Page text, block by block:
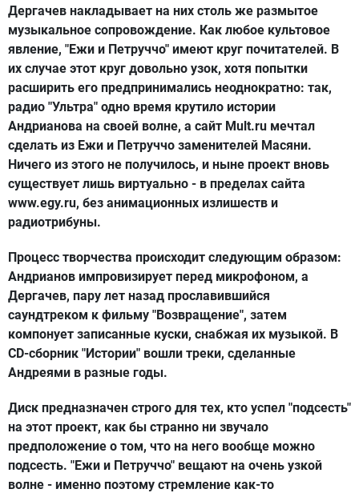
Дергачев накладывает на них столь же размытое
музыкальное сопровождение. Как любое культовое
явление, "Ежи и Петруччо" имеют круг почитателей. В
их случае этот круг довольно узок, хотя попытки
расширить его предпринимались неоднократно: так,
радио "Ультра" одно время крутило истории
Андрианова на своей волне, а сайт Mult.ru мечтал
сделать из Ежи и Петруччо заменителей Масяни.
Ничего из этого не получилось, и ныне проект вновь
существует лишь виртуально - в пределах сайта
www.egy.ru, без анимационных излишеств и
радиотрибуны.
Процесс творчества происходит следующим образом:
Андрианов импровизирует перед микрофоном, а
Дергачев, пару лет назад прославившийся
саундтреком к фильму "Возвращение", затем
компонует записанные куски, снабжая их музыкой. В
СD-сборник "Истории" вошли треки, сделанные
Андреями в разные годы.
Диск предназначен строго для тех, кто успел "подсесть"
на этот проект, как бы странно ни звучало
предположение о том, что на него вообще можно
подсесть. "Ежи и Петруччо" вещают на очень узкой
волне - именно поэтому стремление как-то